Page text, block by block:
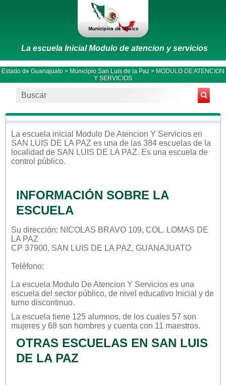
La escuela Inicial Modulo de atencion y servicios
Estado de Guanajuato > Municipio San Luis de la Paz > MODULO DE ATENCION
Y SERVICIOS
La escuela inicial Modulo De Atencion Y Servicios en
SAN LUIS DE LA PAZ es una de las 384 escuelas de la
localidad de SAN LUIS DE LA PAZ. Es una escuela de
control público.
INFORMACIÓN SOBRE LA
ESCUELA
Su dirección: NICOLAS BRAVO 109, COL. LOMAS DE
LA PAZ
CP 37900, SAN LUIS DE LA PAZ, GUANAJUATO
Teléfono:
La escuela Modulo De Atencion Y Servicios es una
escuela del sector público, de nivel educativo Inicial y de
turno discontinuo.
La escuela tiene 125 alumnos, de los cuales 57 son
mujeres y 68 son hombres y cuenta con 11 maestros.
OTRAS ESCUELAS EN SAN LUIS
DE LA PAZ